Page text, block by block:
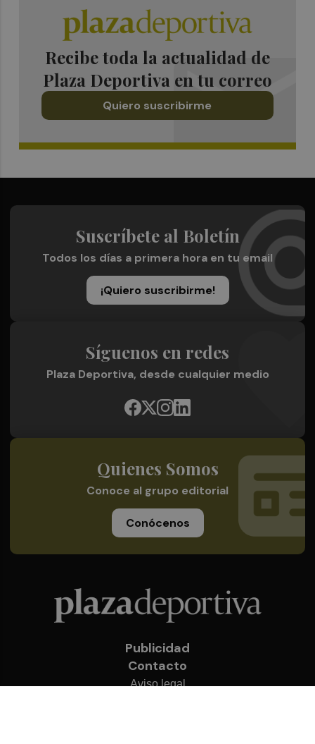
Recibe toda la actualidad de
Plaza Deportiva en tu correo
Quiero suscribirme
Suscríbete al Boletín
Todos los días a primera hora en tu email
¡Quiero suscribirme!
Síguenos en redes
Plaza Deportiva, desde cualquier medio
Quienes Somos
Conoce al grupo editorial
Conócenos
Publicidad
Contacto
Aviso legal